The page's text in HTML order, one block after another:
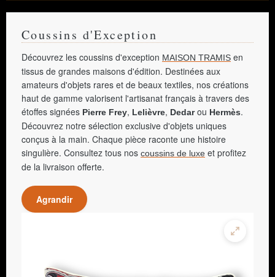
Coussins d'Exception
Découvrez les coussins d'exception MAISON TRAMIS en
tissus de grandes maisons d'édition. Destinées aux
amateurs d'objets rares et de beaux textiles, nos créations
haut de gamme valorisent l'artisanat français à travers des
étoffes signées Pierre Frey, Lelièvre, Dedarou Hermès.
Découvrez notre sélection exclusive d'objets uniques
conçus à la main. Chaque pièce raconte une histoire
singulière. Consultez tous nos coussins de luxe et profitez
de la livraison offerte.
Agrandir